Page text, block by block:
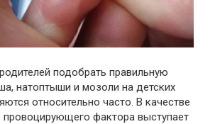
подобрать правильную
натоптыши и мозоли на детских
относительно часто. В качестве
провоцирующего фактора выступает